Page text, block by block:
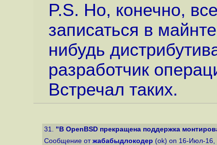
P.S. Но, конечно,
записаться в
нибудь
разработчик
Встречал таких.
31. "В OpenBSD прекращена поддержка
Сообщение от жабабыдлокодер (ok) on 16-Июл-